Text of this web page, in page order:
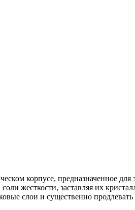
корпусе, предназначенное
жесткости, заставляя их
слои и существенно